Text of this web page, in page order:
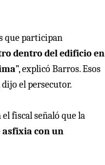
que participan
dentro del edificio en
”, explicó Barros. Esos
el persecutor.
fiscal señaló que la
asfixia con un